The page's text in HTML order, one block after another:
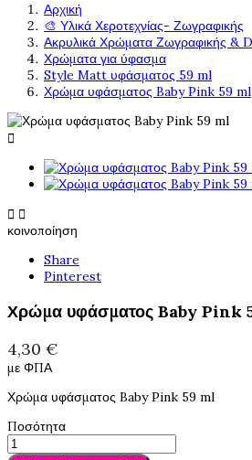
Αρχική
🎨 Υλικά Χεροτεχνίας- Ζωγραφικής
Ακρυλικά Χρώματα Ζωγραφικής &
Χρώματα για ύφασμα
Style Matt υφάσματος 59 ml
Χρώμα υφάσματος Baby Pink 59 ml

 
κοινοποίηση
Share
Pinterest
Χρώμα υφάσματος Baby Pink
4,30 €
με ΦΠΑ
Χρώμα υφάσματος Baby Pink 59 ml
Ποσότητα